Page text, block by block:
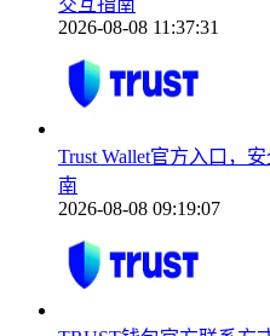
交互指南
2026-08-08 11:37:31
Trust Wallet官方入口，
南
2026-08-08 09:19:07